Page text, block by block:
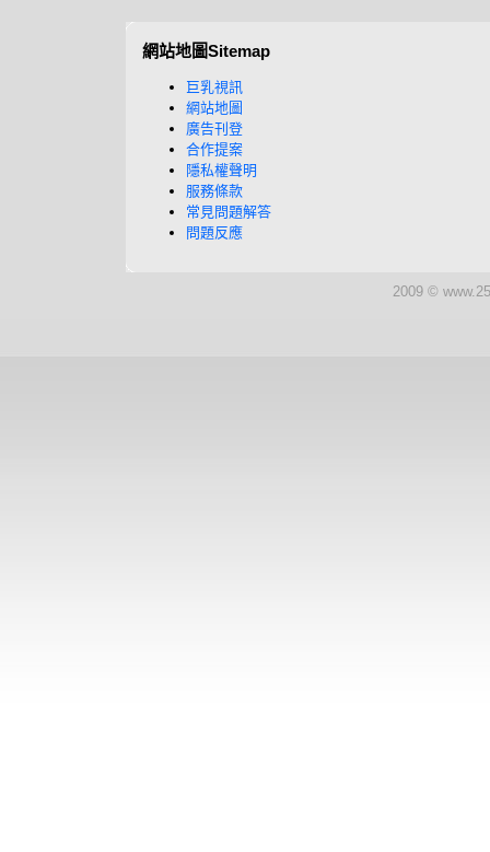
網站地圖Sitemap
巨乳視訊
網站地圖
廣告刊登
合作提案
隱私權聲明
服務條款
常見問題解答
問題反應
2009 ©